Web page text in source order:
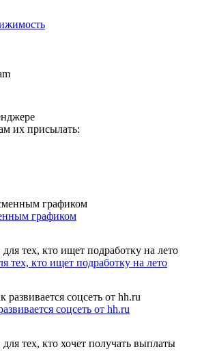
их присылать:
графиком
тех, кто ищет подработку на лето
соцсеть от hh.ru